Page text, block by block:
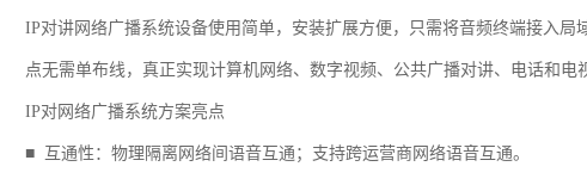
IP对讲网络广播系统设备使用简单，安装扩展方便，只需将音频终端接入
点无需单布线，真正实现计算机网络、数字视频、公共广播对讲、电话和电
IP对网络广播系统方案亮点
■ 互通性：物理隔离网络间语音互通；支持跨运营商网络语音互通。